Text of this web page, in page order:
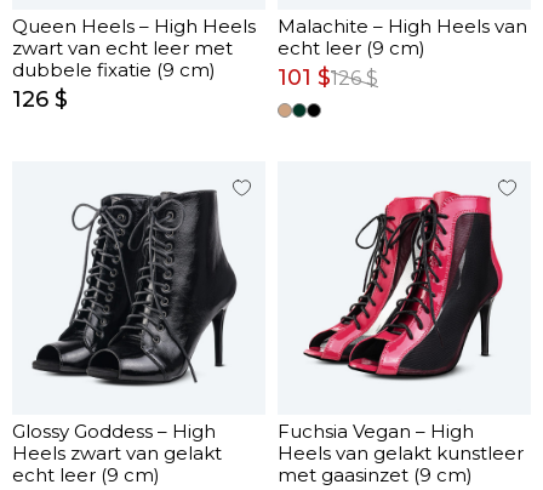
Queen Heels – High Heels
zwart van echt leer met
dubbele fixatie (9 cm)
126 $
Malachite – High Heels van
echt leer (9 cm)
101 $126 $
Glossy Goddess – High
Heels zwart van gelakt
echt leer (9 cm)
Fuchsia Vegan – High
Heels van gelakt kunstleer
met gaasinzet (9 cm)